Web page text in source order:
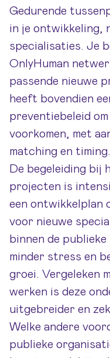
Gedurende
in je ontwikkeling,
specialisaties. Je
OnlyHuman
passende nieuwe
heeft bovendien
preventiebeleid
voorkomen, met
matching en timing.
De begeleiding bij
projecten is
een ontwikkelplan
voor nieuwe
binnen de
minder stress en
groei. Vergeleken
werken is deze
uitgebreider en
Welke andere
publieke